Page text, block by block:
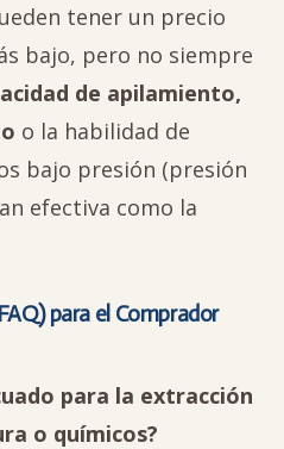
tener un precio
bajo, pero no siempre
de apilamiento,
o la habilidad de
bajo presión (presión
efectiva como la
para el Comprador
para la extracción
o químicos?